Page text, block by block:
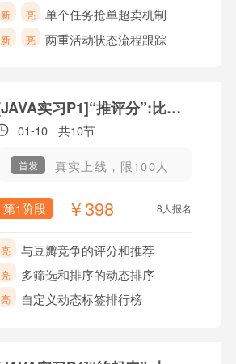
新 亮 单个任务抢单超卖机制
新 亮 两重活动状态流程跟踪
[JAVA实习P1]“推评分”:比豆瓣还适合年青人
01-10 共10节
首发 真实上线，限100人
第1阶段 ￥398 8人报名
亮 与豆瓣竞争的评分和推荐
亮 多筛选和排序的动态排序
亮 自定义动态标签排行榜